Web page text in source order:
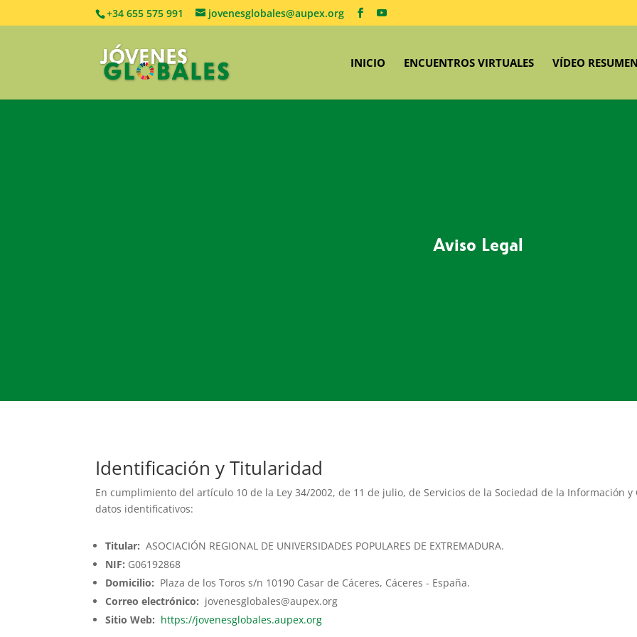
+34 655 575 991 jovenesglobales@aupex.org
INICIO ENCUENTROS VIRTUALES VÍDEO RESUMEN
Aviso Legal
Identificación y Titularidad
En cumplimiento del artículo 10 de la Ley 34/2002, de 11 de julio, de Servicios de la Sociedad de la Información
datos identificativos:
Titular: ASOCIACIÓN REGIONAL DE UNIVERSIDADES POPULARES DE EXTREMADURA.
NIF: G06192868
Domicilio: Plaza de los Toros s/n 10190 Casar de Cáceres, Cáceres - España.
Correo electrónico: jovenesglobales@aupex.org
Sitio Web: https://jovenesglobales.aupex.org